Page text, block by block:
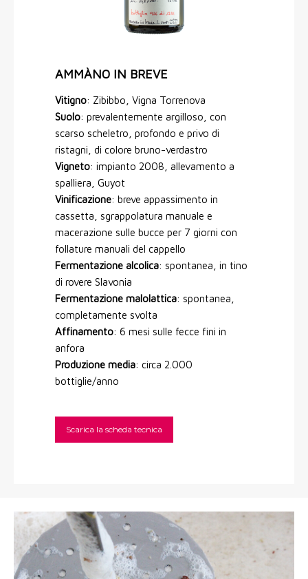
AMMÀNO IN BREVE
Vitigno: Zibibbo, Vigna Torrenova
Suolo: prevalentemente argilloso, con
scarso scheletro, profondo e privo di
ristagni, di colore bruno-verdastro
Vigneto: impianto 2008, allevamento a
spalliera, Guyot
Vinificazione: breve appassimento in
cassetta, sgrappolatura manuale e
macerazione sulle bucce per 7 giorni con
follature manuali del cappello
Fermentazione alcolica: spontanea, in tino
di rovere Slavonia
Fermentazione malolattica: spontanea,
completamente svolta
Affinamento: 6 mesi sulle fecce fini in
anfora
Produzione media: circa 2.000
bottiglie/anno
Scarica la scheda tecnica